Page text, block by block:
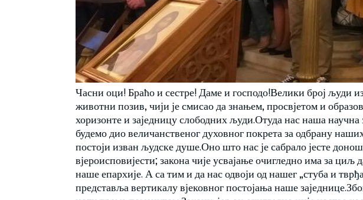
Часни оци! Браћо и сестре! Даме и господо!Велики број људи
животни позив, чији је смисао да знањем, просвјетом и
хоризонте и заједницу слободних људи.Отуда нас наша научна
будемо дио величанственог духовног покрета за одбрану
постоји изван људске душе.Оно што нас је сабрало јесте
вјероисповијести; закона чије усвајање очигледно има за
наше епархије. А са тим и да нас одвоји од нашег „стуба и
представља вертикалу вјековног постојања наше